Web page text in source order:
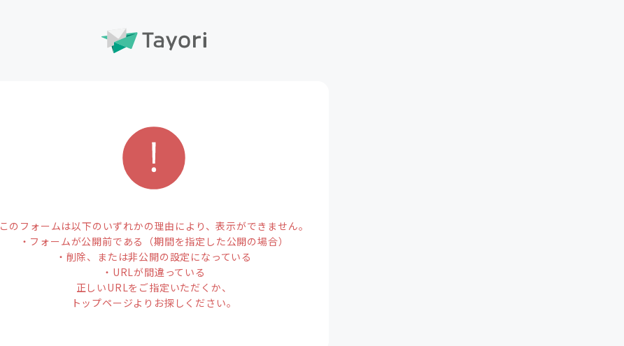
このフォームは以下のいずれかの理由により、表示ができません。
・フォームが公開前である（期間を指定した公開の場合）
・削除、または非公開の設定になっている
・URLが間違っている
正しいURLをご指定いただくか、
トップページよりお探しください。